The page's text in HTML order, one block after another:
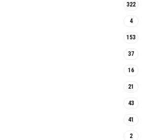
322
4
153
37
16
21
43
41
2